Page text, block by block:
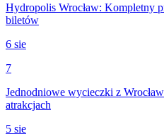
Hydropolis Wrocław: Kompletny
biletów
6 sie
7
Jednodniowe wycieczki z
atrakcjach
5 sie